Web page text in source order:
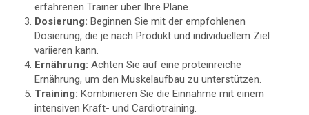
erfahrenen Trainer über Ihre Pläne.
Dosierung: Beginnen Sie mit der empfohlenen
Dosierung, die je nach Produkt und individuellem Ziel
variieren kann.
Ernährung: Achten Sie auf eine proteinreiche
Ernährung, um den Muskelaufbau zu unterstützen.
Training: Kombinieren Sie die Einnahme mit einem
intensiven Kraft- und Cardiotraining.